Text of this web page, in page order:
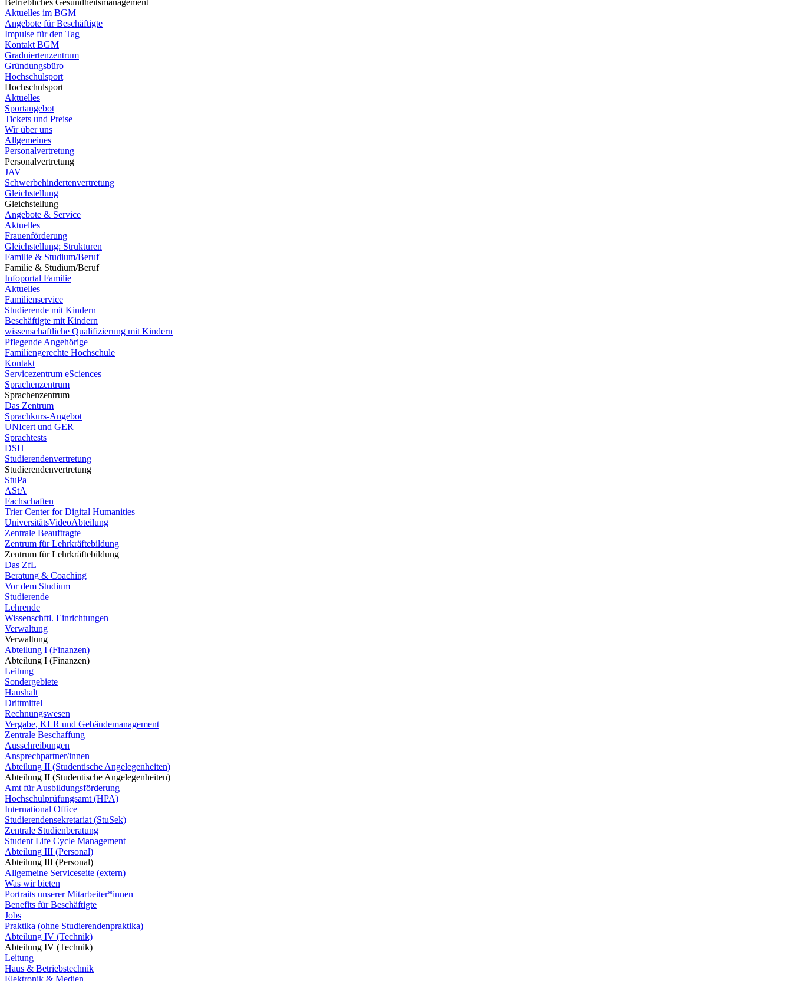
Betriebliches Gesundheitsmanagement
Aktuelles im BGM
Angebote für Beschäftigte
Impulse für den Tag
Kontakt BGM
Graduiertenzentrum
Gründungsbüro
Hochschulsport
Hochschulsport
Aktuelles
Sportangebot
Tickets und Preise
Wir über uns
Allgemeines
Personalvertretung
Personalvertretung
JAV
Schwerbehindertenvertretung
Gleichstellung
Gleichstellung
Angebote & Service
Aktuelles
Frauenförderung
Gleichstellung: Strukturen
Familie & Studium/Beruf
Familie & Studium/Beruf
Infoportal Familie
Aktuelles
Familienservice
Studierende mit Kindern
Beschäftigte mit Kindern
wissenschaftliche Qualifizierung mit Kindern
Pflegende Angehörige
Familiengerechte Hochschule
Kontakt
Servicezentrum eSciences
Sprachenzentrum
Sprachenzentrum
Das Zentrum
Sprachkurs-Angebot
UNIcert und GER
Sprachtests
DSH
Studierendenvertretung
Studierendenvertretung
StuPa
AStA
Fachschaften
Trier Center for Digital Humanities
UniversitätsVideoAbteilung
Zentrale Beauftragte
Zentrum für Lehrkräftebildung
Zentrum für Lehrkräftebildung
Das ZfL
Beratung & Coaching
Vor dem Studium
Studierende
Lehrende
Wissenschftl. Einrichtungen
Verwaltung
Verwaltung
Abteilung I (Finanzen)
Abteilung I (Finanzen)
Leitung
Sondergebiete
Haushalt
Drittmittel
Rechnungswesen
Vergabe, KLR und Gebäudemanagement
Zentrale Beschaffung
Ausschreibungen
Ansprechpartner/innen
Abteilung II (Studentische Angelegenheiten)
Abteilung II (Studentische Angelegenheiten)
Amt für Ausbildungsförderung
Hochschulprüfungsamt (HPA)
International Office
Studierendensekretariat (StuSek)
Zentrale Studienberatung
Student Life Cycle Management
Abteilung III (Personal)
Abteilung III (Personal)
Allgemeine Serviceseite (extern)
Was wir bieten
Portraits unserer Mitarbeiter*innen
Benefits für Beschäftigte
Jobs
Praktika (ohne Studierendenpraktika)
Abteilung IV (Technik)
Abteilung IV (Technik)
Leitung
Haus & Betriebstechnik
Elektronik & Medien